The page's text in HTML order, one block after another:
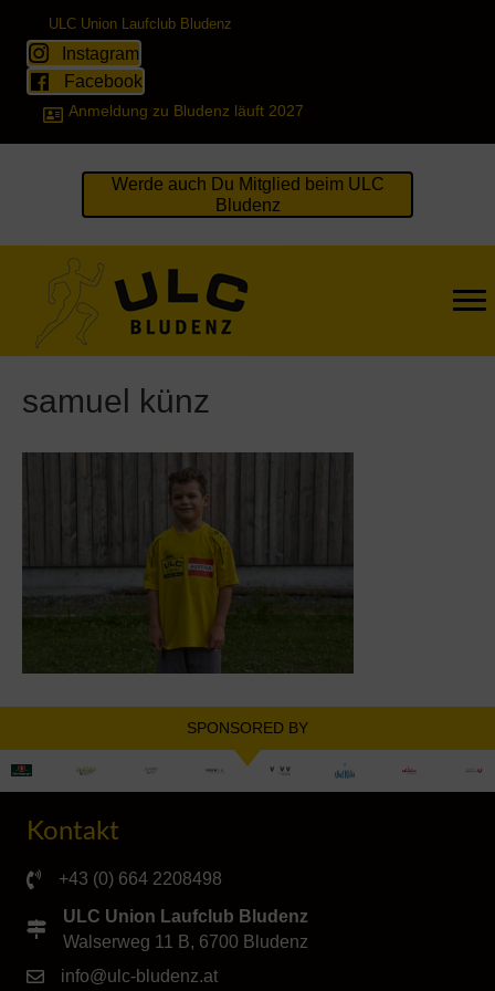
ULC Union Laufclub Bludenz
Instagram
Facebook
Anmeldung zu Bludenz läuft 2027
Werde auch Du Mitglied beim ULC
Bludenz
samuel künz
SPONSORED BY
Kontakt
+43 (0) 664 2208498
ULC Union Laufclub Bludenz
Walserweg 11 B, 6700 Bludenz
info@ulc-bludenz.at